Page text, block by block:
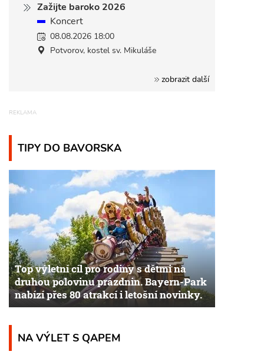
Zažijte baroko 2026
Koncert
08.08.2026 18:00
Potvorov, kostel sv. Mikuláše
zobrazit další
TIPY DO BAVORSKA
Top výletní cíl pro rodiny s dětmi na
druhou polovinu prázdnin. Bayern-Park
nabízí přes 80 atrakcí i letošní novinky.
NA VÝLET S QAPEM